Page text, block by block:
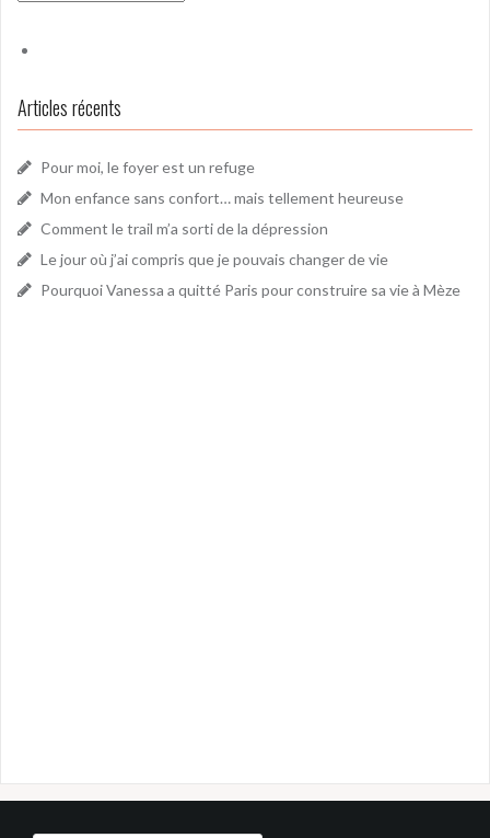
Articles récents
Pour moi, le foyer est un refuge
Mon enfance sans confort… mais tellement heureuse
Comment le trail m’a sorti de la dépression
Le jour où j’ai compris que je pouvais changer de vie
Pourquoi Vanessa a quitté Paris pour construire sa vie à Mèze